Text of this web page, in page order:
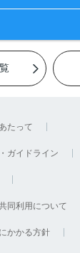
たって
ガイドライン
同利用について
かかる方針